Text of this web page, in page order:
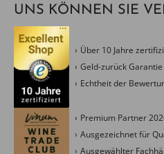
UNS KÖNNEN SIE
Über 10 Jahre
Geld-zurück Garantie
Echtheit der
Premium Partner
Ausgezeichnet für
Ausgewählter